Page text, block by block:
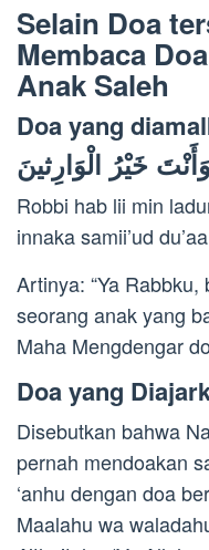
Selain Doa
Membaca
Anak Saleh
Doa yang
خَيْرُ الْوَارِثينَ
Robbi hab lii min
innaka samii’ud du’aa
Artinya: “Ya
seorang anak yang
Maha Mengdengar
Doa yang
Disebutkan bahwa
pernah mendoakan
‘anhu dengan doa
Maalahu wa